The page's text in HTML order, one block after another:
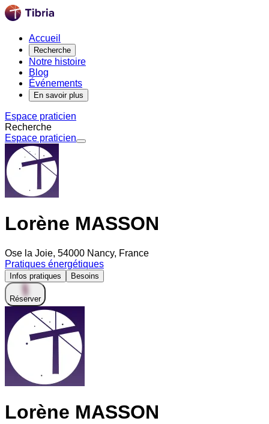
Accueil
Recherche
Notre histoire
Blog
Événements
En savoir plus
Espace praticien
Recherche
Espace praticien
Lorène MASSON
Ose la Joie, 54000 Nancy, France
Pratiques énergétiques
Infos pratiques Besoins
Réserver
Lorène MASSON